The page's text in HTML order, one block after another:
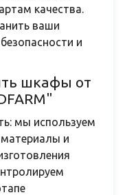
качества.
ваши
и
шкафы от
мы используем
и